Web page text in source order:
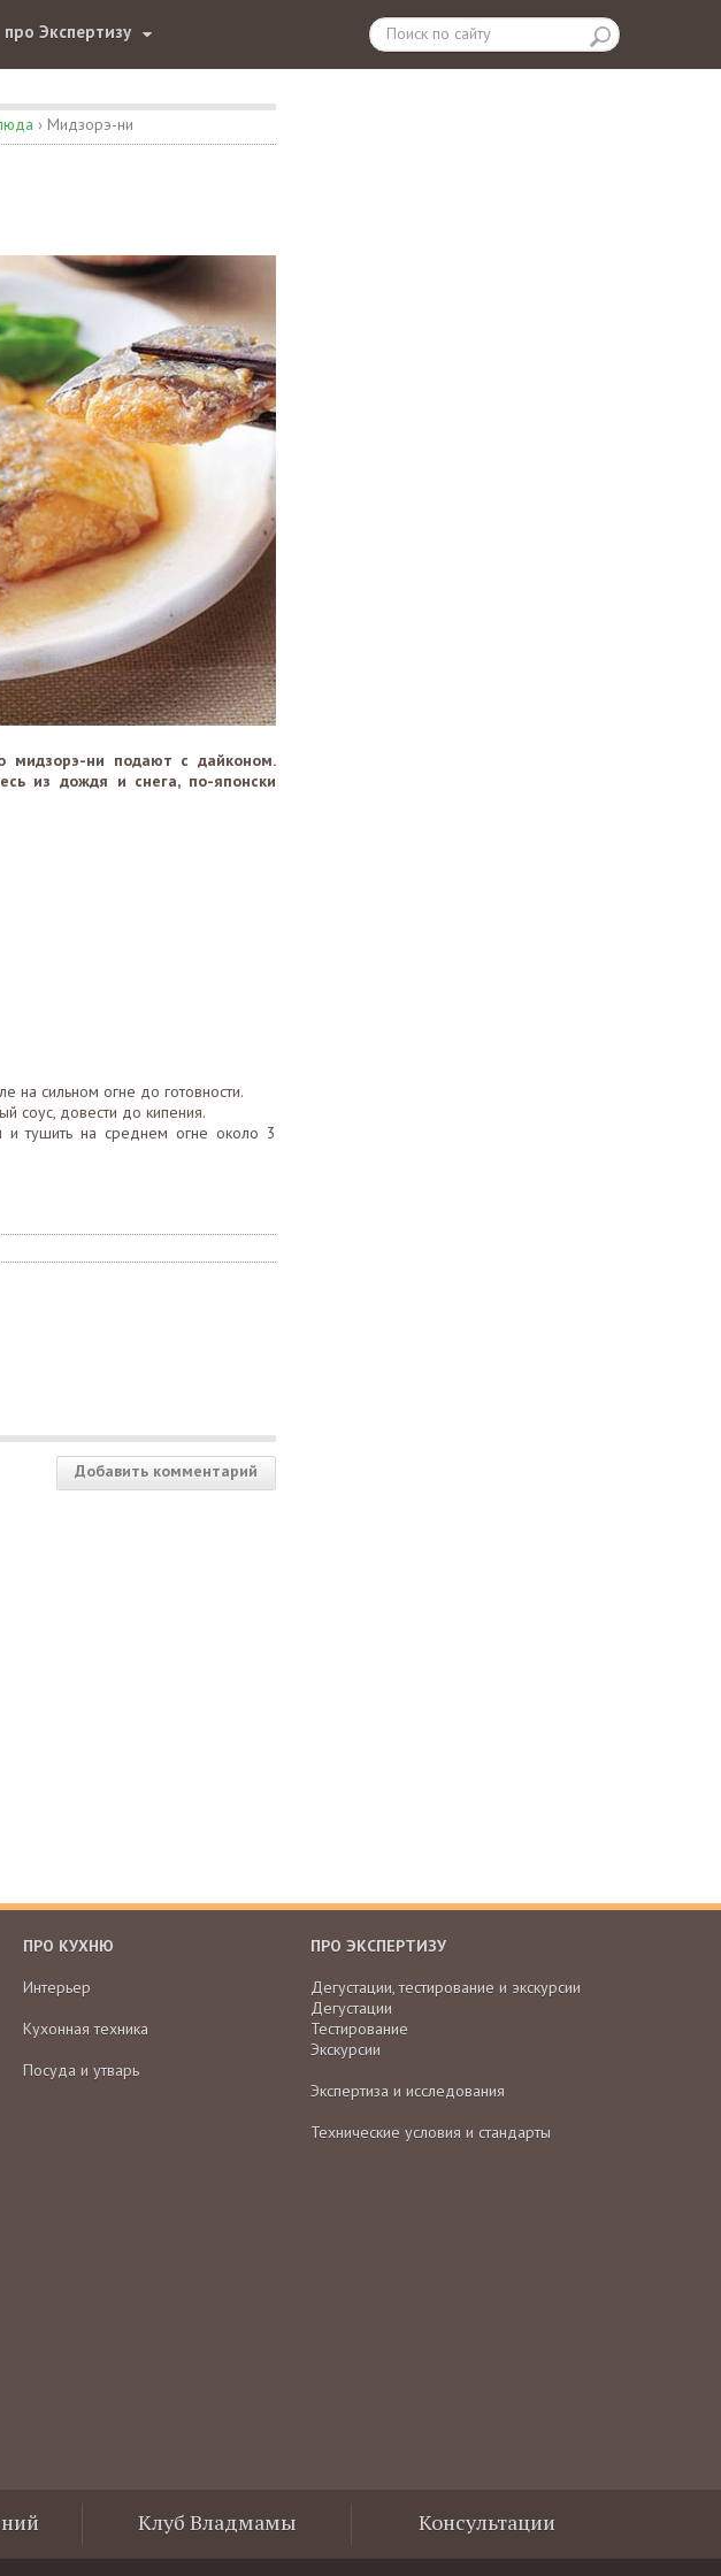
про Экспертизу
› Мидзорэ-ни
мидзорэ-ни подают с дайконом.
из дождя и снега, по-японски
на сильном огне до готовности.
соус, довести до кипения.
тушить на среднем огне около 3
Добавить комментарий
ПРО КУХНЮ
Интерьер
Кухонная техника
Посуда и утварь
ПРО ЭКСПЕРТИЗУ
Дегустации, тестирование и экскурсии
Дегустации
Тестирование
Экскурсии
Экспертиза и исследования
Технические условия и стандарты
Клуб Владмамы Консультации